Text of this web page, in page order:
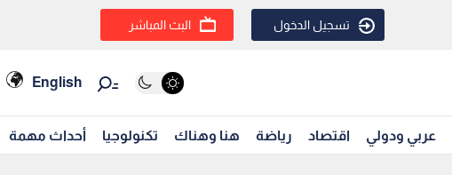
تسجيل الدخول البث المباشر
English
عربي ودولي اقتصاد رياضة هنا وهناك تكنولوجيا أحداث مهمة